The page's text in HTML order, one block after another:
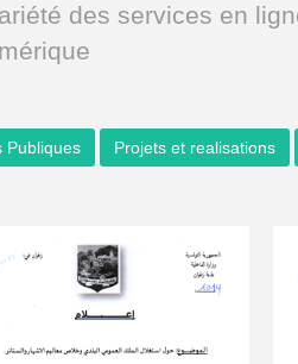
des services en
Projets et realisations
Publiques